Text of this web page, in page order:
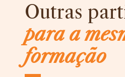
Outras
para a
formação